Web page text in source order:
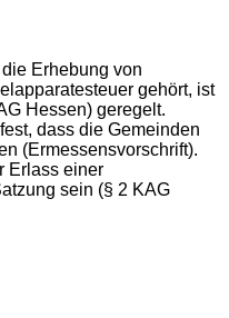
Erhebung von
gehört, ist
Hessen) geregelt.
dass die Gemeinden
(Ermessensvorschrift).
Erlass einer
sein (§ 2 KAG